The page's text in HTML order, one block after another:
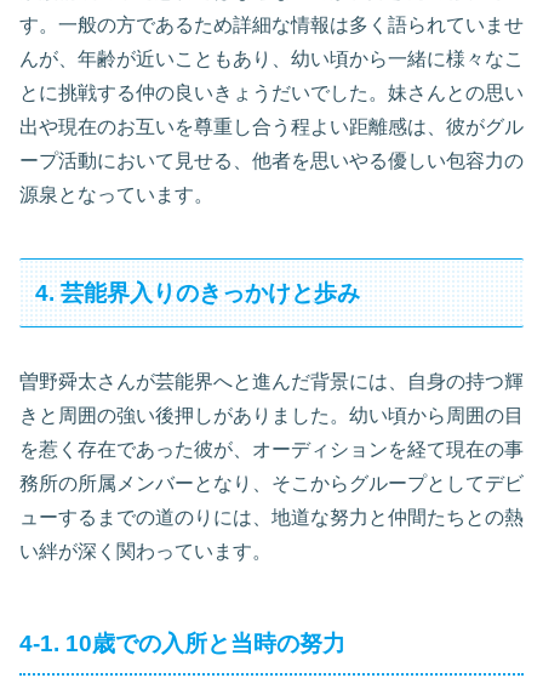
す。一般の方であるため詳細な情報は多く語られていませ
んが、年齢が近いこともあり、幼い頃から一緒に様々なこ
とに挑戦する仲の良いきょうだいでした。妹さんとの思い
出や現在のお互いを尊重し合う程よい距離感は、彼がグル
ープ活動において見せる、他者を思いやる優しい包容力の
源泉となっています。
4. 芸能界入りのきっかけと歩み
曽野舜太さんが芸能界へと進んだ背景には、自身の持つ輝
きと周囲の強い後押しがありました。幼い頃から周囲の目
を惹く存在であった彼が、オーディションを経て現在の事
務所の所属メンバーとなり、そこからグループとしてデビ
ューするまでの道のりには、地道な努力と仲間たちとの熱
い絆が深く関わっています。
4-1. 10歳での入所と当時の努力